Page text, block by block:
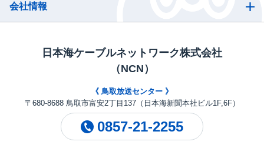
会社情報
日本海ケーブルネットワーク株式会社
（NCN）
《 鳥取放送センター 》
〒680-8688 鳥取市富安2丁目137（日本海新聞本社ビル1F,6F）
0857-21-2255